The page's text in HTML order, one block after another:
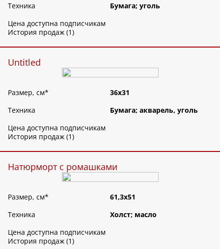
Техника
Бумага; уголь
Цена доступна подписчикам
История продаж (1)
Untitled
Размер, см*
36х31
Техника
Бумага; акварель, уголь
Цена доступна подписчикам
История продаж (1)
Натюрморт с ромашками
Размер, см*
61,3х51
Техника
Холст; масло
Цена доступна подписчикам
История продаж (1)